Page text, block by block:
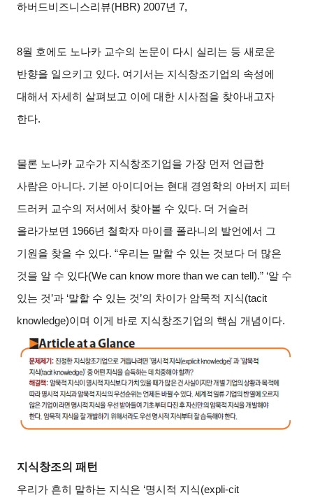
하버드비즈니스리뷰(HBR) 2007년 7,
8월 호에도 노나카 교수의 논문이 다시 실리는 등 새로운
반향을 일으키고 있다. 여기서는 지식창조기업의 속성에
대해서 자세히 살펴보고 이에 대한 시사점을 찾아내고자
한다.
물론 노나카 교수가 지식창조기업을 가장 먼저 언급한
사람은 아니다. 기본 아이디어는 현대 경영학의 아버지 피터
드러커 교수의 저서에서 찾아볼 수 있다. 더 거슬러
올라가보면 1966년 철학자 마이클 폴라니의 발언에서 그
기원을 찾을 수 있다. “우리는 말할 수 있는 것보다 더 많은
것을 알 수 있다(We can know more than we can tell).” ‘알 수
있는 것’과 ‘말할 수 있는 것’의 차이가 암묵적 지식(tacit
knowledge)이며 이게 바로 지식창조기업의 핵심 개념이다.
지식창조의 패턴
우리가 흔히 말하는 지식은 ‘명시적 지식(expli-cit